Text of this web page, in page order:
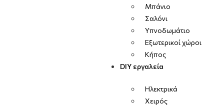
Μπάνιο
Σαλόνι
Υπνοδωμάτιο
Εξωτερικοί χώροι
Κήπος
DIY εργαλεία
Ηλεκτρικά
Χειρός